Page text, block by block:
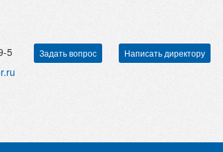
5 Задать вопрос Написать директору